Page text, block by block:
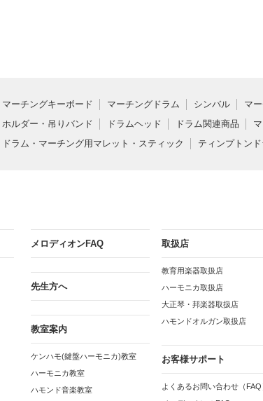
マーチングキーボード マーチングドラム シンバル
マ
ホルダー・吊りバンド
ドラムヘッド ドラム関連商品
ドラム・マーチング用マレット・スティック
ティンプトン
メロディオンFAQ
先生方へ
教室案内
ケンハモ(鍵盤ハーモニカ)教室
ハーモニカ教室
ハモンド音楽教室
取扱店
教育用楽器取扱店
ハーモニカ取扱店
大正琴・邦楽器取扱店
ハモンドオルガン取扱店
お客様サポート
よくあるお問い合わせ（FAQ